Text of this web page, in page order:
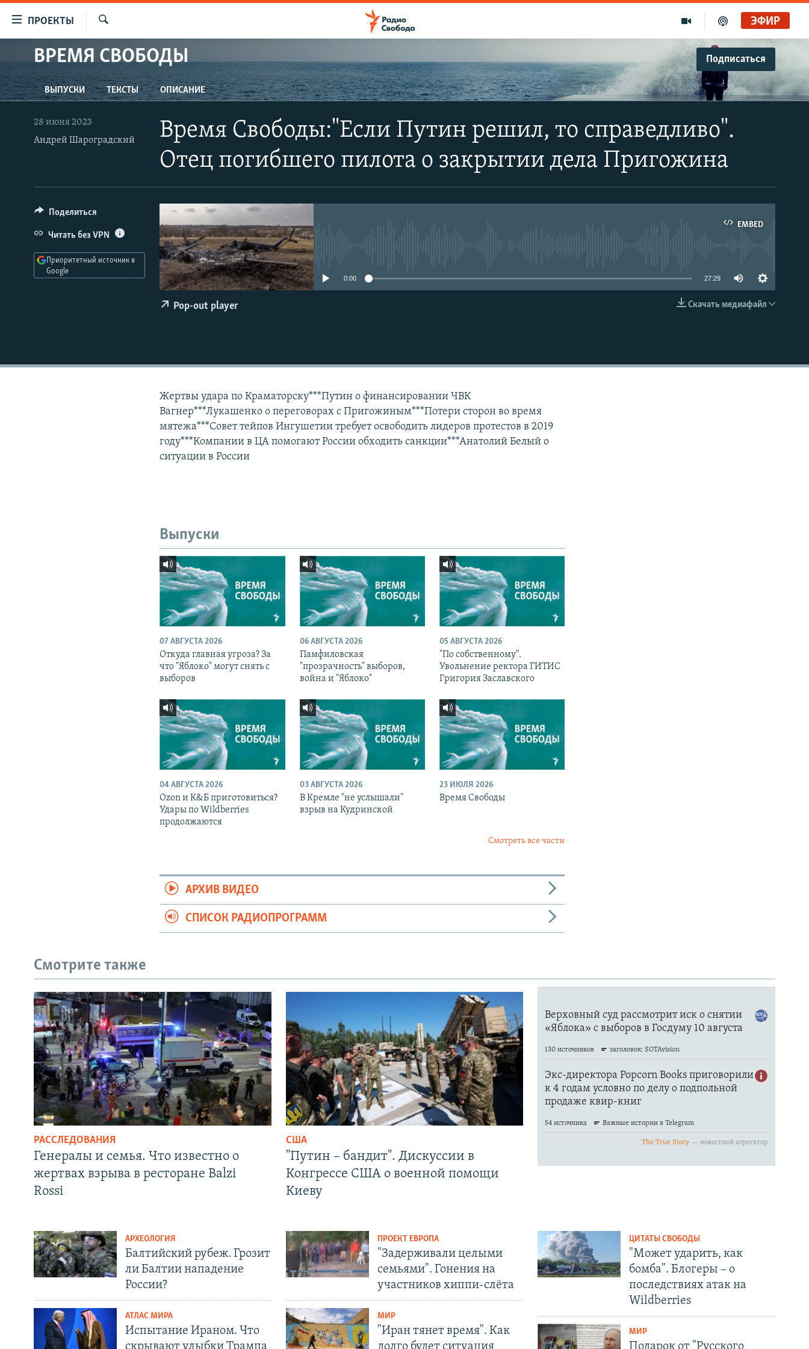
упрощенного
Вернуться
к
основному
содержанию
Вернутся
ПРОЕКТЫ
ПРОГРАММЫ
ПОДКАСТЫ
АВТОРСКИЕ ПРОЕКТЫ
ЦИТАТЫ СВОБОДЫ
МНЕНИЯ
IDEL.РЕАЛИИ
КАВКАЗ.РЕАЛИИ
СЕВЕР.РЕАЛИИ
СИБИРЬ.РЕАЛИИ
РАСПИСАНИЕ ВЕЩАНИЯ
ЭФИР
ВРЕМЯ СВОБОДЫ Подписаться
Apple Podcasts
Подписаться
ВЫПУСКИ ТЕКСТЫ ОПИСАНИЕ
Время Свободы:"Если Путин решил, то справедливо".
Отец погибшего пилота о закрытии дела Пригожина
28 июня 2023
Андрей Шароградский
EMBED
EMBED
0:00 27:29
Скачать медиафайл
Pop-out player
Поделиться
Читать без VPN
Приоритетный источник в
Google
Жертвы удара по Краматорску***Путин о финансировании ЧВК
Вагнер***Лукашенко о переговорах с Пригожиным***Потери сторон во время
мятежа***Совет тейпов Ингушетии требует освободить лидеров протестов в 2019
году***Компании в ЦА помогают России обходить санкции***Анатолий Белый о
ситуации в России
Выпуски
07 АВГУСТА 2026
Откуда главная угроза? За
что "Яблоко" могут снять с
выборов
06 АВГУСТА 2026
Памфиловская
"прозрачность" выборов,
война и "Яблоко"
05 АВГУСТА 2026
"По собственному".
Увольнение ректора ГИТИС
Григория Заславского
04 АВГУСТА 2026
Ozon и К&Б приготовиться?
Удары по Wildberries
продолжаются
03 АВГУСТА 2026
В Кремле "не услышали"
взрыв на Кудринской
23 ИЮЛЯ 2026
Время Свободы
Смотреть все части
АРХИВ ВИДЕО
СПИСОК РАДИОПРОГРАММ
Смотрите также
РАССЛЕДОВАНИЯ
Генералы и семья. Что известно о
жертвах взрыва в ресторане Balzi
Rossi
США
"Путин – бандит". Дискуссии в
Конгрессе США о военной помощи
Киеву
АРХЕОЛОГИЯ
Балтийский рубеж. Грозит
ли Балтии нападение
России?
АТЛАС МИРА
Испытание Ираном. Что
скрывают улыбки Трампа
ПРОЕКТ ЕВРОПА
"Задерживали целыми
семьями". Гонения на
участников хиппи-слёта
МИР
"Иран тянет время". Как
долго будет ситуация
ЦИТАТЫ СВОБОДЫ
"Может ударить, как
бомба". Блогеры – о
последствиях атак на
Wildberries
МИР
Подарок от "Русского